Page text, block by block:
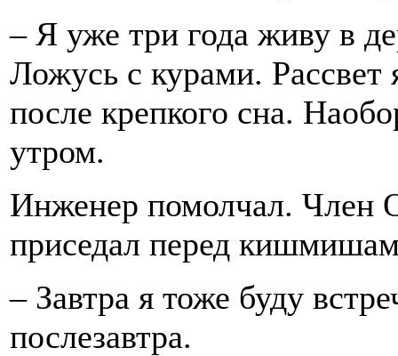
– Я уже три года живу в
Ложусь с курами. Рассвет
после крепкого сна.
утром.
Инженер помолчал. Член
приседал перед
– Завтра я тоже буду
послезавтра.